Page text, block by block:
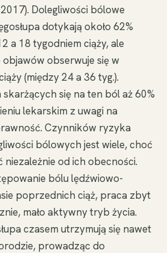
Dolegliwości bólowe
dotykają około 62%
a 18 tygodniem ciąży, ale
objawów obserwuje się w
(między 24 a 36 tyg.).
się na ten ból aż 60%
lekarskim z uwagi na
Czynników ryzyka
bólowych jest wiele, choć
niezależnie od ich obecności.
bólu lędźwiowo-
poprzednich ciąż, praca zbyt
mało aktywny tryb życia.
czasem utrzymują się nawet
prowadząc do